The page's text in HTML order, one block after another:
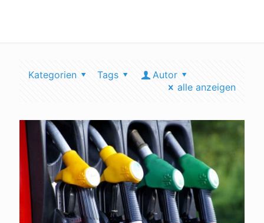
Kategorien Tags
Autor
alle anzeigen